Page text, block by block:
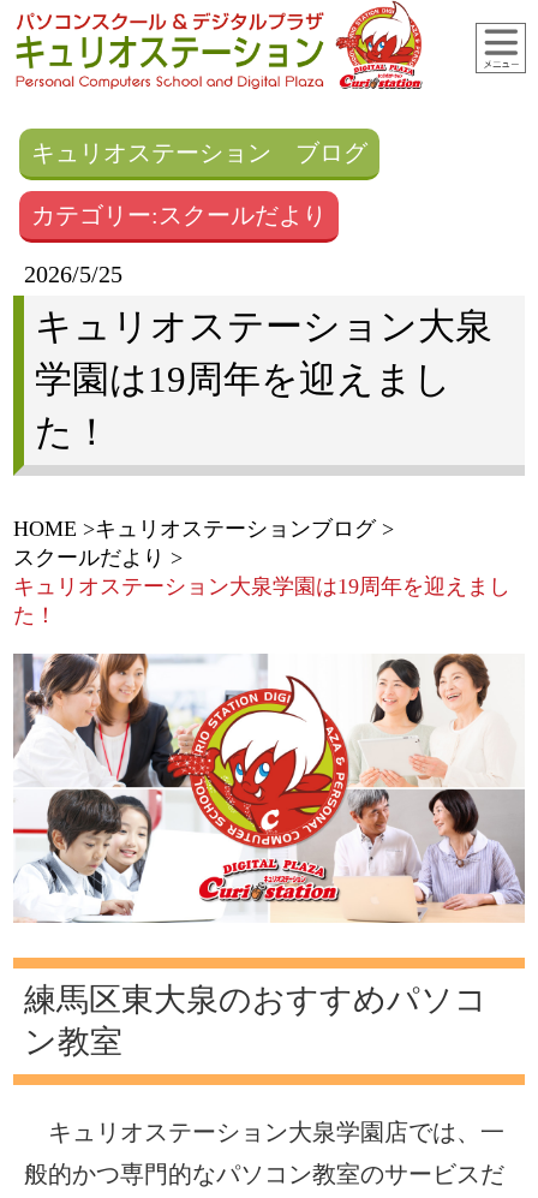
キュリオステーション ブログ
カテゴリー:スクールだより
2026/5/25
キュリオステーション大泉
学園は19周年を迎えまし
た！
HOME
キュリオステーションブログ
スクールだより
キュリオステーション大泉学園は19周年を迎えまし
た！
練馬区東大泉のおすすめパソコ
ン教室
キュリオステーション大泉学園店では、一
般的かつ専門的なパソコン教室のサービスだ